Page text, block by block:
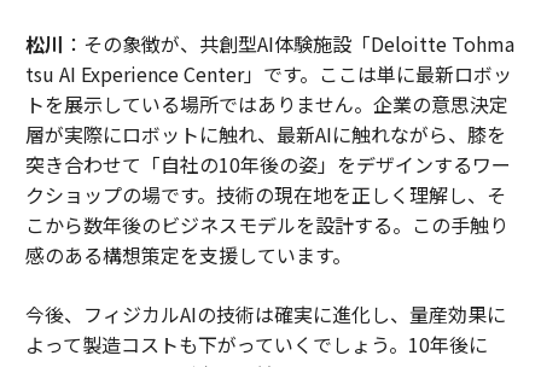
松川 ：その象徴が、共創型AI体験施設「Deloitte Tohma
tsu AI Experience Center」です。ここは単に最新ロボッ
トを展示している場所ではありません。企業の意思決定
層が実際にロボットに触れ、最新AIに触れながら、膝を
突き合わせて「自社の10年後の姿」をデザインするワー
クショップの場です。技術の現在地を正しく理解し、そ
こから数年後のビジネスモデルを設計する。この手触り
感のある構想策定を支援しています。
今後、フィジカルAIの技術は確実に進化し、量産効果に
よって製造コストも下がっていくでしょう。10年後に